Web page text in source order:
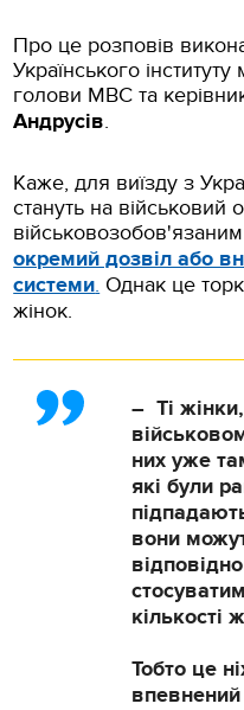
Про це розповів
Українського
голови МВС та
Андрусів.
Каже, для виїзду з
стануть на військовий
окремий дозвіл або
системи. Однак це
жінок.
– Ті
них уже
які були
вони
кількості
Тобто це